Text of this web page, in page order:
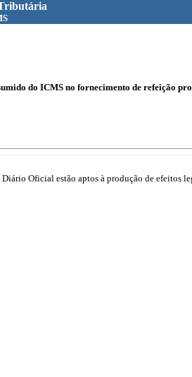
do ICMS no fornecimento de refeição
Oficial estão aptos à produção de efeitos